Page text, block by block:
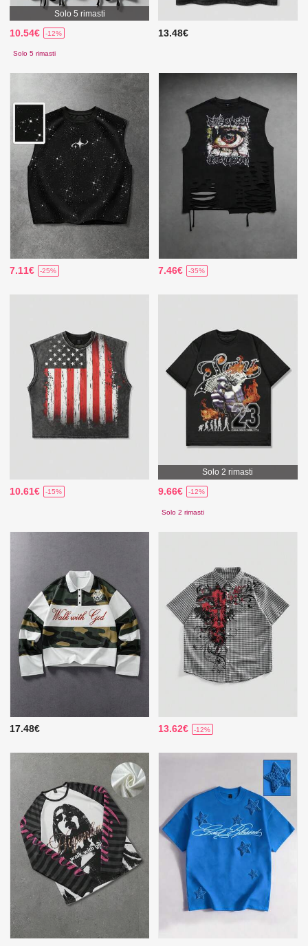
Solo 5 rimasti
10.54€ -12%
Solo 5 rimasti
13.48€
7.11€ -25% 7.46€ -35%
10.61€ -15%
Solo 2 rimasti
9.66€ -12%
Solo 2 rimasti
17.48€ 13.62€ -12%